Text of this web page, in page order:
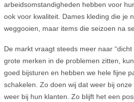
arbeidsomstandigheden hebben voor
ook voor kwaliteit. Dames kleding die je
weggooien, maar items die seizoen na
De markt vraagt steeds meer naar
grote merken in de problemen zitten,
goed bijsturen en hebben we hele fijne
schakelen. Zo doen wij dat weer bij
weer bij hun klanten. Zo blijft het een